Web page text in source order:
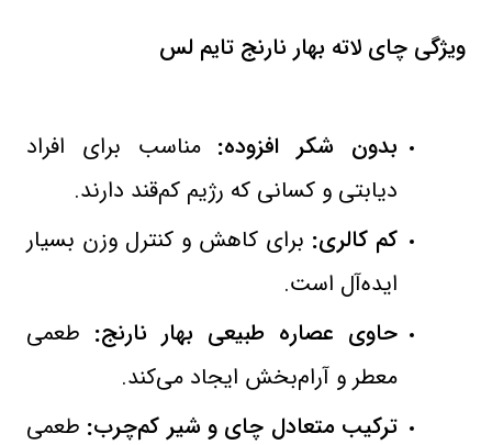
ویژگی‌ چای لاته بهار نارنج تایم‌ لس
بدون شکر افزوده: مناسب برای افراد
دیابتی و کسانی که رژیم کم‌قند دارند.
کم‌ کالری: برای کاهش و کنترل وزن بسیار
ایده‌آل است.
حاوی عصاره طبیعی بهار نارنج: طعمی
معطر و آرام‌بخش ایجاد می‌کند.
ترکیب متعادل چای و شیر کم‌چرب: طعمی